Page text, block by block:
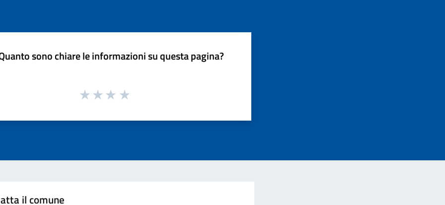
sono chiare le informazioni su questa pagina?
il comune